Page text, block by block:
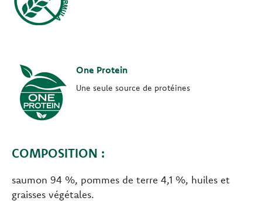
One Protein
Une seule source de protéines
COMPOSITION :
saumon 94 %, pommes de terre 4,1 %, huiles et
graisses végétales.